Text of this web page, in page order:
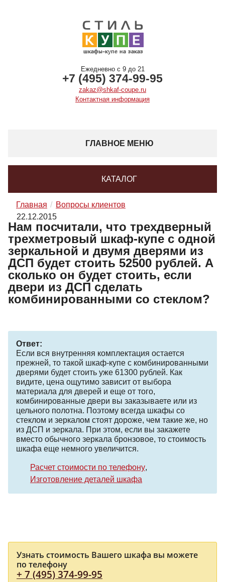
Ежедневно с 9 до 21
+7 (495) 374-99-95
zakaz@shkaf-coupe.ru
Контактная информация
ГЛАВНОЕ МЕНЮ
КАТАЛОГ
Главная
Вопросы клиентов
22.12.2015
Нам посчитали, что трехдверный
трехметровый шкаф-купе с одной
зеркальной и двумя дверями из
ДСП будет стоить 52500 рублей. А
сколько он будет стоить, если
двери из ДСП сделать
комбинированными со стеклом?
Ответ:
Если вся внутренняя комплектация остается
прежней, то такой шкаф-купе с комбинированными
дверями будет стоить уже 61300 рублей. Как
видите, цена ощутимо зависит от выбора
материала для дверей и еще от того,
комбинированные двери вы заказываете или из
цельного полотна. Поэтому всегда шкафы со
стеклом и зеркалом стоят дороже, чем такие же, но
из ДСП и зеркала. При этом, если вы закажете
вместо обычного зеркала бронзовое, то стоимость
шкафа еще немного увеличится.
Расчет стоимости по телефону
Изготовление деталей шкафа
Узнать стоимость Вашего шкафа вы можете
по телефону
+ 7 (495) 374-99-95